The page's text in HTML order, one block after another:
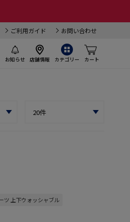
ご利用ガイド お問い合わせ
お知らせ 店舗情報 カテゴリー カート
ツ 上下ウォッシャブル